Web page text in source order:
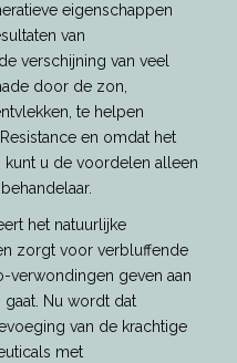
eigenschappen
van
verschijning van veel
door de zon,
te helpen
en omdat het
u de voordelen alleen
het natuurlijke
zorgt voor verbluffende
verwondingen geven aan
Nu wordt dat
van de krachtige
met